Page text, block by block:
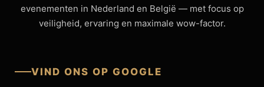
evenementen in Nederland en België — met focus op
veiligheid, ervaring en maximale wow-factor.
VIND ONS OP GOOGLE